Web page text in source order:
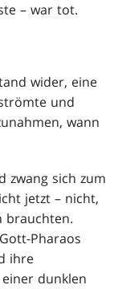
– war tot.
wider, eine
und
wann
zwang sich zum
jetzt – nicht,
brauchten.
Pharaos
ihre
dunklen